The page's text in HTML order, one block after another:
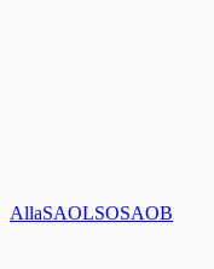
AllaSAOLSOSAOB